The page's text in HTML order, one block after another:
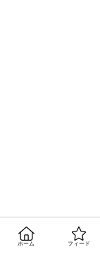
ホーム フィード